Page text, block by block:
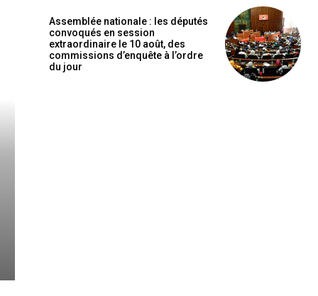
Assemblée nationale : les députés
convoqués en session
extraordinaire le 10 août, des
commissions d’enquête à l’ordre
du jour